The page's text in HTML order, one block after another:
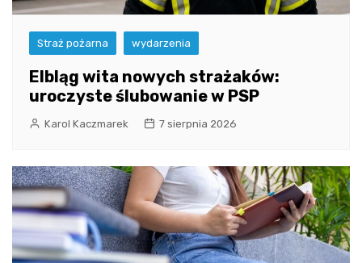
Straż pożarna wydarzenia
Elbląg wita nowych strażaków:
uroczyste ślubowanie w PSP
Karol Kaczmarek 7 sierpnia 2026